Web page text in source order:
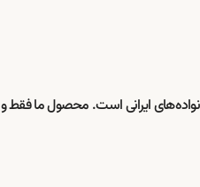
ایرانی است. محصول ما فقط